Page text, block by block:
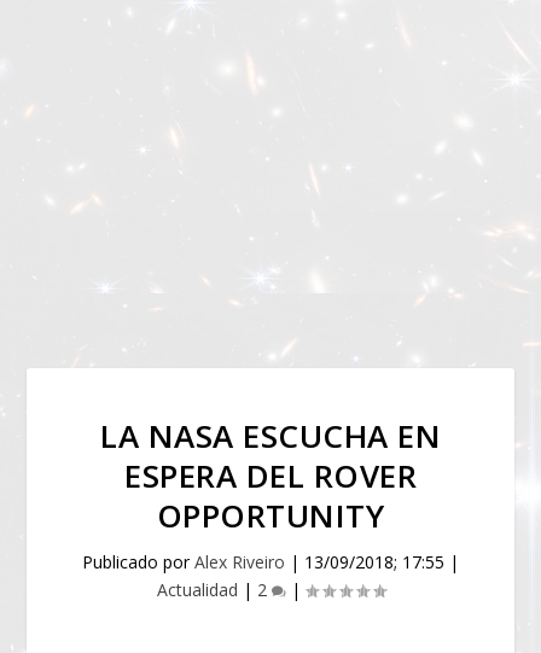
LA NASA ESCUCHA EN
ESPERA DEL ROVER
OPPORTUNITY
Publicado porAlex Riveiro | 13/09/2018; 17:55 |
Actualidad | 2 |